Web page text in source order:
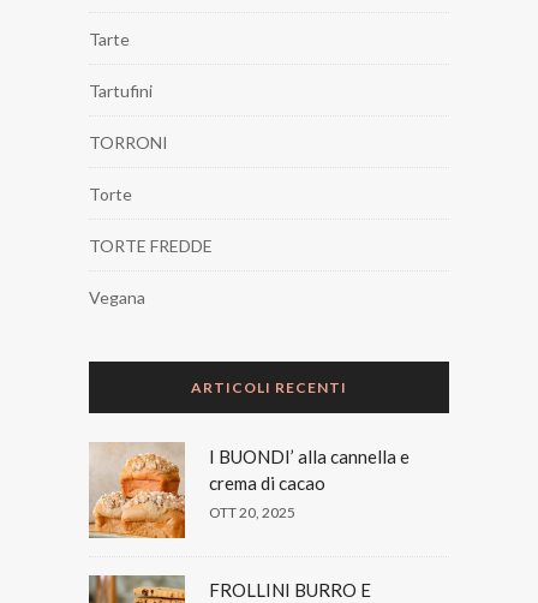
Tarte
Tartufini
TORRONI
Torte
TORTE FREDDE
Vegana
ARTICOLI RECENTI
I BUONDI’ alla cannella e
crema di cacao
OTT 20, 2025
FROLLINI BURRO E